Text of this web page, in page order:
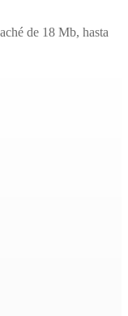
de 18 Mb, hasta